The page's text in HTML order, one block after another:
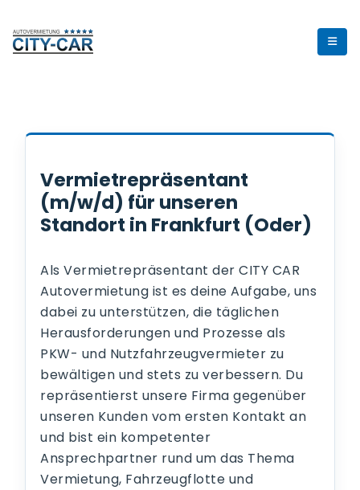
Vermietrepräsentant
(m/w/d) für unseren
Standort in Frankfurt (Oder)
Als Vermietrepräsentant der CITY CAR
Autovermietung ist es deine Aufgabe, uns
dabei zu unterstützen, die täglichen
Herausforderungen und Prozesse als
PKW- und Nutzfahrzeugvermieter zu
bewältigen und stets zu verbessern. Du
repräsentierst unsere Firma gegenüber
unseren Kunden vom ersten Kontakt an
und bist ein kompetenter
Ansprechpartner rund um das Thema
Vermietung, Fahrzeugflotte und